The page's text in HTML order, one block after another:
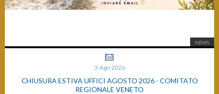
NEWS
3-Ago-2026
CHIUSURA ESTIVA UFFICI AGOSTO 2026 - COMITATO
REGIONALE VENETO